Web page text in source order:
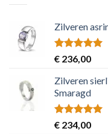
Zilveren
Rated5.00
out of 5
€ 236,00
Zilveren
Smaragd
Rated5.00
€ 234,00